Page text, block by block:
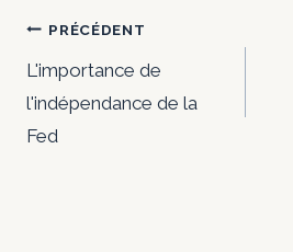
Navigation
de
l’article
PRÉCÉDENT
L'importance de
l'indépendance de la
Fed